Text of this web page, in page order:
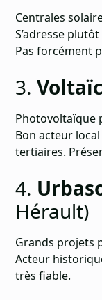
Centrales
S’adresse
Pas forcément
3.
Photovoltaïque
Bon acteur
tertiaires.
4.
Hérault)
Grands projets
Acteur
très fiable.